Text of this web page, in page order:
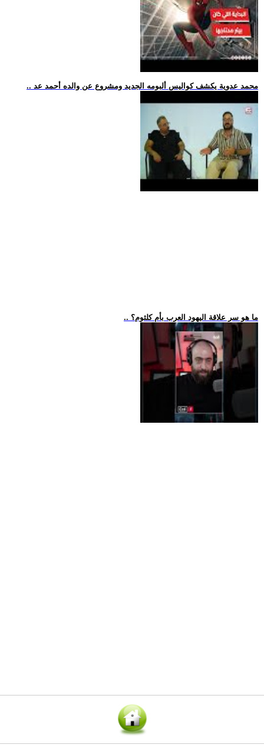
.. محمد عدوية يكشف كواليس ألبومه الجديد ومشروع عن والده أحمد عد
.. ما هو سر علاقة اليهود العرب بأم كلثوم؟